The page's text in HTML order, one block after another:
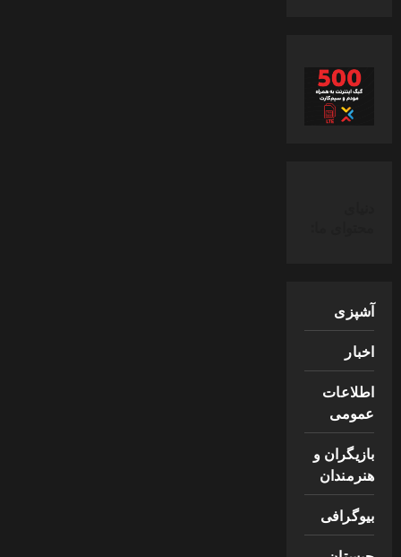
آشپزی
اخبار
اطلاعات
عمومی
بازیگران و
هنرمندان
بیوگرافی